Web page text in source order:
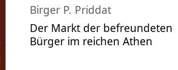
Birger P. Priddat
Der Markt der befreundeten
Bürger im reichen Athen